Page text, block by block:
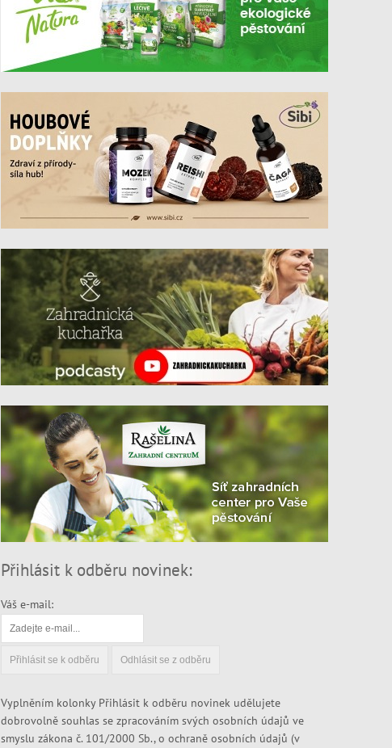
Přihlásit k odběru novinek:
Váš e-mail:
Vyplněním kolonky Přihlásit k odběru novinek udělujete
dobrovolně souhlas se zpracováním svých osobních údajů ve
smyslu zákona č. 101/2000 Sb., o ochraně osobních údajů (v